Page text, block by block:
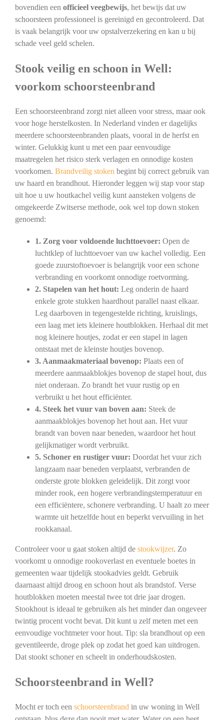
bovendien een officieel veegbewijs, het bewijs dat uw
schoorsteen professioneel is gereinigd en gecontroleerd. Dat
is vaak belangrijk voor uw opstalverzekering en kan u bij
schade veel geld schelen.
Stook veilig en schoon in Well:
voorkom schoorsteenbrand
Een schoorsteenbrand zorgt niet alleen voor stress, maar ook
voor hoge herstelkosten. In Nederland vinden er dagelijks
meerdere schoorsteenbranden plaats, vooral in de herfst en
winter. Gelukkig kunt u met een paar eenvoudige
maatregelen het risico sterk verlagen en onnodige kosten
voorkomen. Brandveilig stoken begint bij correct gebruik van
uw haard en brandhout. Hieronder leggen wij stap voor stap
uit hoe u uw houtkachel veilig kunt aansteken volgens de
omgekeerde Zwitserse methode, ook wel top down stoken
genoemd:
1. Zorg voor voldoende luchttoevoer: Open de
luchtklep of luchttoevoer van uw kachel volledig. Een
goede zuurstoftoevoer is belangrijk voor een schone
verbranding en voorkomt onnodige roetvorming.
2. Stapelen van het hout: Leg onderin de haard
enkele grote stukken haardhout parallel naast elkaar.
Leg daarboven in tegengestelde richting, kruislings,
een laag met iets kleinere houtblokken. Herhaal dit met
nog kleinere houtjes, zodat er een stapel in lagen
ontstaat met de kleinste houtjes bovenop.
3. Aanmaakmateriaal bovenop: Plaats een of
meerdere aanmaakblokjes bovenop de stapel hout, dus
niet onderaan. Zo brandt het vuur rustig op en
verbruikt u het hout efficiënter.
4. Steek het vuur van boven aan: Steek de
aanmaakblokjes bovenop het hout aan. Het vuur
brandt van boven naar beneden, waardoor het hout
gelijkmatiger wordt verbruikt.
5. Schoner en rustiger vuur: Doordat het vuur zich
langzaam naar beneden verplaatst, verbranden de
onderste grote blokken geleidelijk. Dit zorgt voor
minder rook, een hogere verbrandingstemperatuur en
een efficiëntere, schonere verbranding. U haalt zo meer
warmte uit hetzelfde hout en beperkt vervuiling in het
rookkanaal.
Controleer voor u gaat stoken altijd de stookwijzer. Zo
voorkomt u onnodige rookoverlast en eventuele boetes in
gemeenten waar tijdelijk stookadvies geldt. Gebruik
daarnaast altijd droog en schoon hout als brandstof. Verse
houtblokken moeten meestal twee tot drie jaar drogen.
Stookhout is ideaal te gebruiken als het minder dan ongeveer
twintig procent vocht bevat. Dit kunt u zelf meten met een
eenvoudige vochtmeter voor hout. Tip: sla brandhout op een
geventileerde, droge plek op zodat het goed kan uitdrogen.
Dat stookt schoner en scheelt in onderhoudskosten.
Schoorsteenbrand in Well?
Mocht er toch een schoorsteenbrand in uw woning in Well